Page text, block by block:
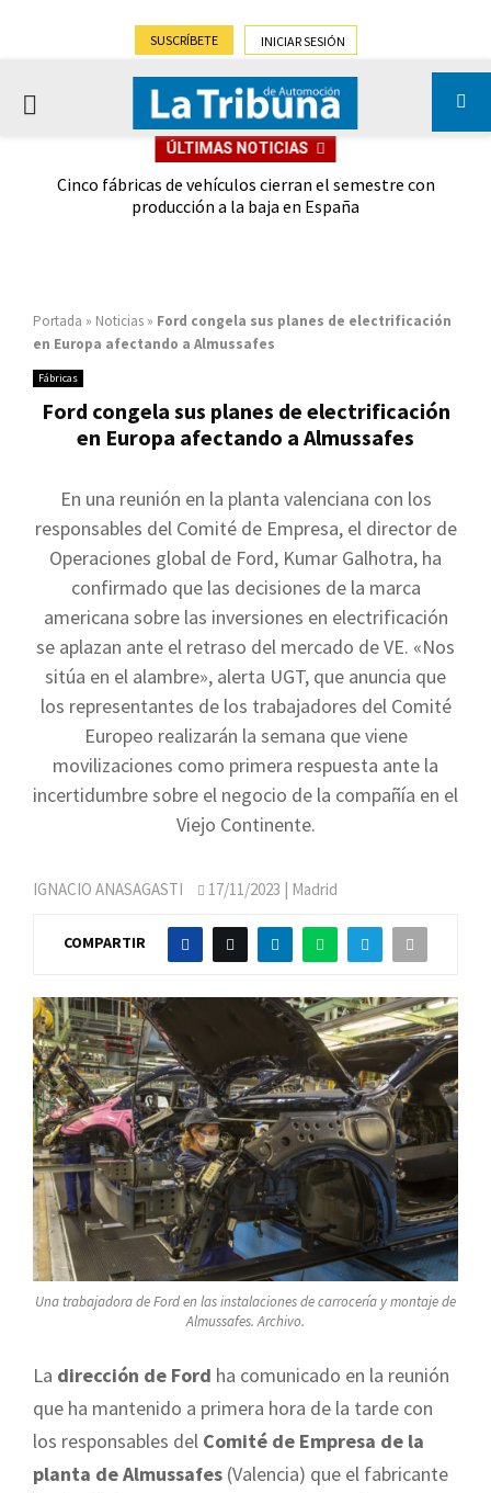
SUSCRÍBETE INICIAR SESIÓN
PRIMARY
ÚLTIMAS NOTICIAS
Cinco fábricas de vehículos cierran el semestre con
producción a la baja en España
Portada » Noticias » Ford congela sus planes de electrificación
en Europa afectando a Almussafes
Fábricas
Ford congela sus planes de electrificación
en Europa afectando a Almussafes
En una reunión en la planta valenciana con los
responsables del Comité de Empresa, el director de
Operaciones global de Ford, Kumar Galhotra, ha
confirmado que las decisiones de la marca
americana sobre las inversiones en electrificación
se aplazan ante el retraso del mercado de VE. «Nos
sitúa en el alambre», alerta UGT, que anuncia que
los representantes de los trabajadores del Comité
Europeo realizarán la semana que viene
movilizaciones como primera respuesta ante la
incertidumbre sobre el negocio de la compañía en el
Viejo Continente.
IGNACIO ANASAGASTI 17/11/2023 | Madrid
COMPARTIR
Una trabajadora de Ford en las instalaciones de carrocería y montaje de
Almussafes. Archivo.
La dirección de Ford ha comunicado en la reunión
que ha mantenido a primera hora de la tarde con
los responsables del Comité de Empresa de la
planta de Almussafes (Valencia) que el fabricante